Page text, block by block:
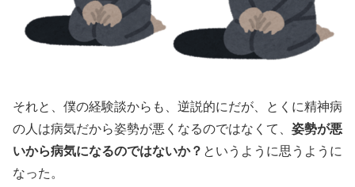
それと、僕の経験談からも、逆説的にだが、とくに精神病
の人は病気だから姿勢が悪くなるのではなくて、 姿勢が悪
いから病気になるのではないか？ というように思うように
なった。